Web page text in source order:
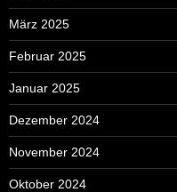
März 2025
Februar 2025
Januar 2025
Dezember 2024
November 2024
Oktober 2024